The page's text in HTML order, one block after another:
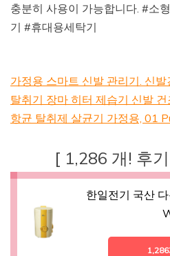
충분히 사용이 가능합니다. #소
기 #휴대용세탁기
가정용 스마트 신발 관리기. 신
탈취기 장마 히터 제습기 신발
항균 탈취제 살균기 가정용, 01
[ 1,286 개! 후
한일전기 국산